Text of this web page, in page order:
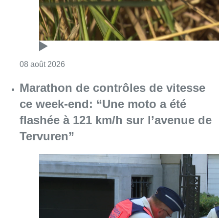
08 août 2026
Marathon de contrôles de vitesse
ce week-end: “Une moto a été
flashée à 121 km/h sur l’avenue de
Tervuren”